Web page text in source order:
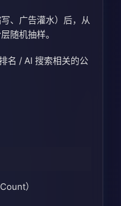
、广告灌水）后，从
随机抽样。
名 / AI 搜索相关的公
）